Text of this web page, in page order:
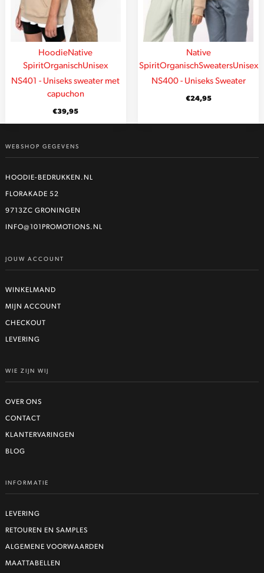
HoodieNative
SpiritOrganischUnisex
NS401 - Uniseks sweater met
capuchon
€39,95
Native
SpiritOrganischSweatersUnisex
NS400 - Uniseks Sweater
€24,95
WEBSHOP GEGEVENS
HOODIE-BEDRUKKEN.NL
FLORAKADE 52
9713ZC GRONINGEN
INFO@101PROMOTIONS.NL
JOUW ACCOUNT
WINKELMAND
MIJN ACCOUNT
CHECKOUT
LEVERING
WIE ZIJN WIJ
OVER ONS
CONTACT
KLANTERVARINGEN
BLOG
INFORMATIE
LEVERING
RETOUREN EN SAMPLES
ALGEMENE VOORWAARDEN
MAATTABELLEN